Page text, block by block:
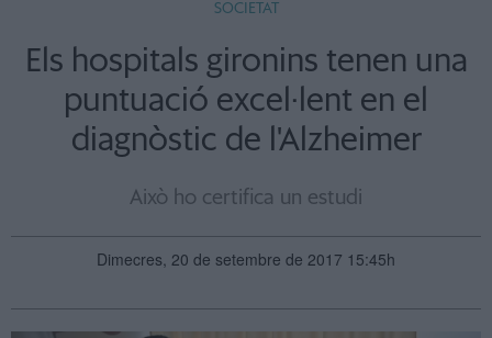
SOCIETAT
Els hospitals gironins tenen una
puntuació excel·lent en el
diagnòstic de l'Alzheimer
Això ho certifica un estudi
Dimecres, 20 de setembre de 2017 15:45h